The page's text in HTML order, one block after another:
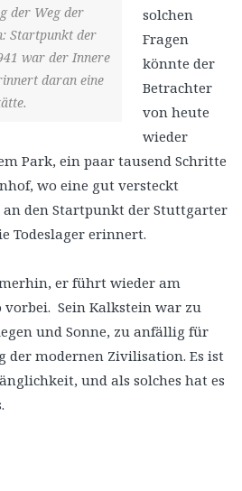
der Weg der
Startpunkt der
war der Innere
daran eine
solchen
Fragen
könnte der
Betrachter
von heute
wieder
Park, ein paar tausend Schritte
wo eine gut versteckt
an den Startpunkt der Stuttgarter
Todeslager erinnert.
er führt wieder am
vorbei. Sein Kalkstein war zu
und Sonne, zu anfällig für
der modernen Zivilisation. Es ist
und als solches hat es